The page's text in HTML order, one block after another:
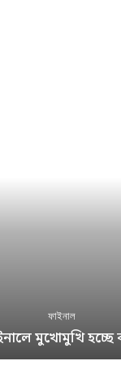
ফাইনাল
মুখোমুখি হচ্ছে